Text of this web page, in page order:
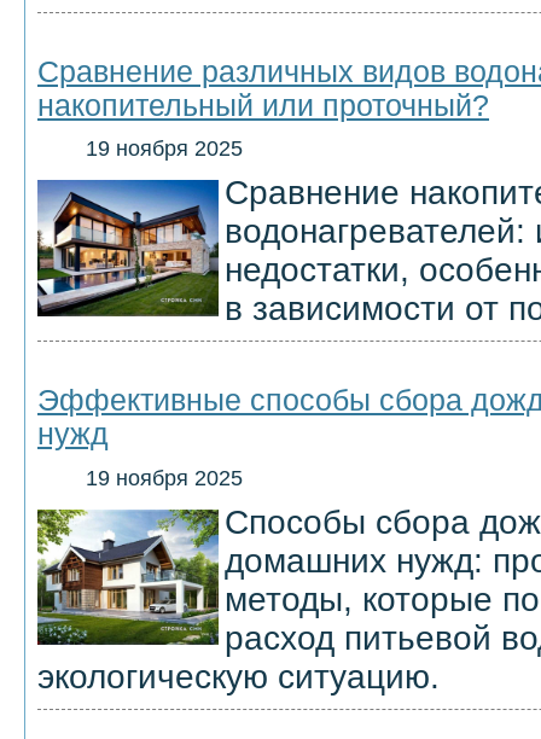
Сравнение различных видов
накопительный или проточный?
19 ноября 2025
Сравнение
недостатки,
в зависимости от
Эффективные способы сбора
нужд
19 ноября 2025
Способы сбора
домашних нужд:
методы, которые
расход питьевой
экологическую ситуацию.